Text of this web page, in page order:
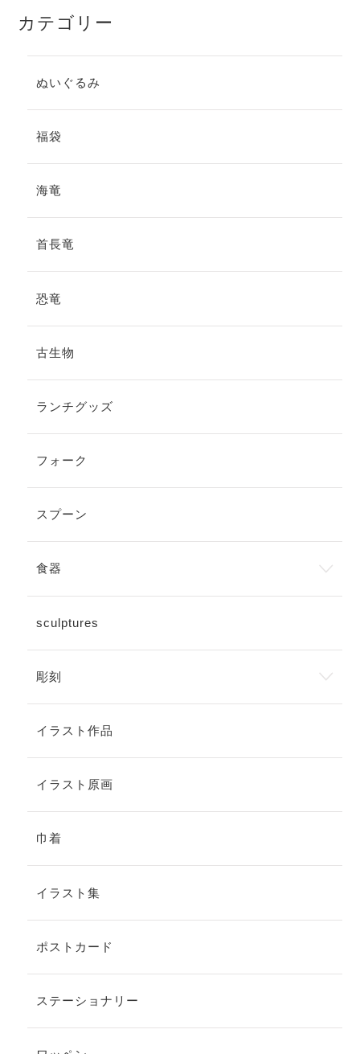
カテゴリー
ぬいぐるみ
福袋
海竜
首長竜
恐竜
古生物
ランチグッズ
フォーク
スプーン
食器
sculptures
彫刻
イラスト作品
イラスト原画
巾着
イラスト集
ポストカード
ステーショナリー